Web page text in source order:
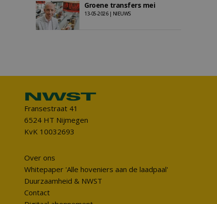
Groene transfers mei
13-05-2026 | NIEUWS
Fransestraat 41
6524 HT Nijmegen
KvK 10032693
Over ons
Whitepaper 'Alle hoveniers aan de laadpaal'
Duurzaamheid & NWST
Contact